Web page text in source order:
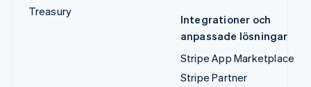
Treasury
Integrationer och
anpassade lösningar
Stripe App Marketplace
Stripe Partner